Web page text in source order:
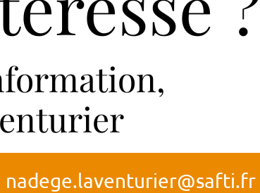
nadege.laventurier@safti.fr